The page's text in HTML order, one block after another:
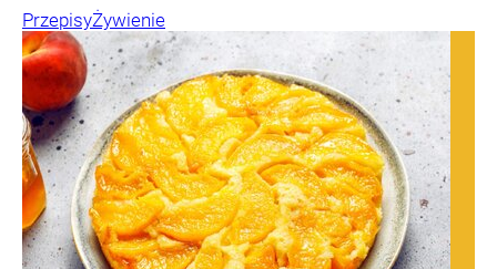
PrzepisyŻywienie